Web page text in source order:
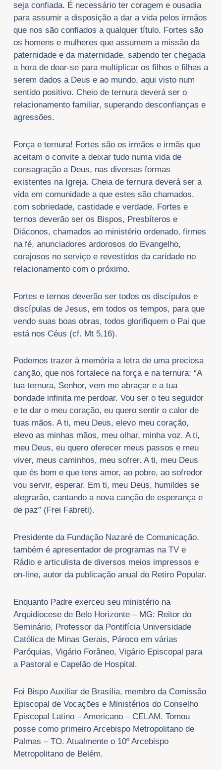
seja confiada. É necessário ter coragem e ousadia
para assumir a disposição a dar a vida pelos irmãos
que nos são confiados a qualquer título. Fortes são
os homens e mulheres que assumem a missão da
paternidade e da maternidade, sabendo ter chegada
a hora de doar-se para multiplicar os filhos e filhas a
serem dados a Deus e ao mundo, aqui visto num
sentido positivo. Cheio de ternura deverá ser o
relacionamento familiar, superando desconfianças e
agressões.
Força e ternura! Fortes são os irmãos e irmãs que
aceitam o convite a deixar tudo numa vida de
consagração a Deus, nas diversas formas
existentes na Igreja. Cheia de ternura deverá ser a
vida em comunidade a que estes são chamados,
com sobriedade, castidade e verdade. Fortes e
ternos deverão ser os Bispos, Presbíteros e
Diáconos, chamados ao ministério ordenado, firmes
na fé, anunciadores ardorosos do Evangelho,
corajosos no serviço e revestidos da caridade no
relacionamento com o próximo.
Fortes e ternos deverão ser todos os discípulos e
discípulas de Jesus, em todos os tempos, para que
vendo suas boas obras, todos glorifiquem o Pai que
está nos Céus (cf. Mt 5,16).
Podemos trazer à memória a letra de uma preciosa
canção, que nos fortalece na força e na ternura: “A
tua ternura, Senhor, vem me abraçar e a tua
bondade infinita me perdoar. Vou ser o teu seguidor
e te dar o meu coração, eu quero sentir o calor de
tuas mãos. A ti, meu Deus, elevo meu coração,
elevo as minhas mãos, meu olhar, minha voz. A ti,
meu Deus, eu quero oferecer meus passos e meu
viver, meus caminhos, meu sofrer. A ti, meu Deus
que és bom e que tens amor, ao pobre, ao sofredor
vou servir, esperar. Em ti, meu Deus, humildes se
alegrarão, cantando a nova canção de esperança e
de paz” (Frei Fabreti).
Presidente da Fundação Nazaré de Comunicação,
também é apresentador de programas na TV e
Rádio e articulista de diversos meios impressos e
on-line, autor da publicação anual do Retiro Popular.
Enquanto Padre exerceu seu ministério na
Arquidiocese de Belo Horizonte – MG: Reitor do
Seminário, Professor da Pontifícia Universidade
Católica de Minas Gerais, Pároco em várias
Paróquias, Vigário Forâneo, Vigário Episcopal para
a Pastoral e Capelão de Hospital.
Foi Bispo Auxiliar de Brasília, membro da Comissão
Episcopal de Vocações e Ministérios do Conselho
Episcopal Latino – Americano – CELAM. Tomou
posse como primeiro Arcebispo Metropolitano de
Palmas – TO. Atualmente o 10º Arcebispo
Metropolitano de Belém.